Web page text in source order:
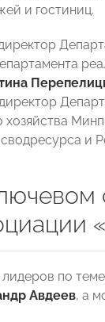
и гостиниц.
хозяйства
и
по теме
Авдеев, а